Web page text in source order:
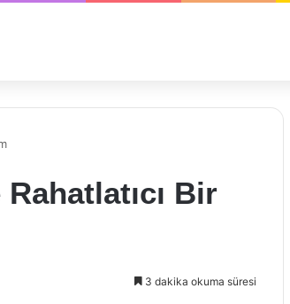
Bir
3 dakika okuma süresi